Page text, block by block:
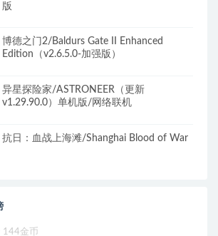
版
博德之门2/Baldurs Gate II Enhanced
Edition（v2.6.5.0-加强版）
异星探险家/ASTRONEER（更新
v1.29.90.0）单机版/网络联机
抗日：血战上海滩/Shanghai Blood of War
144金币